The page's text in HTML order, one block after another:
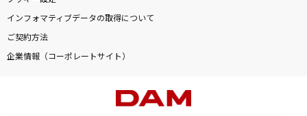
インフォマティブデータの取得について
ご契約方法
企業情報（コーポレートサイト）